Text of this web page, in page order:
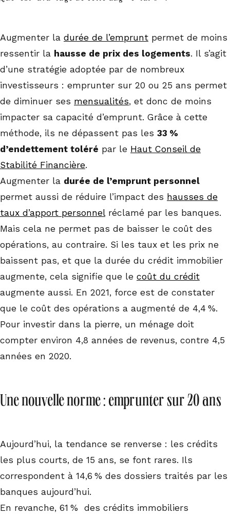
Augmenter la durée de l’emprunt permet de moins
ressentir la hausse de prix des logements. Il s’agit
d’une stratégie adoptée par de nombreux
investisseurs : emprunter sur 20 ou 25 ans permet
de diminuer ses mensualités, et donc de moins
impacter sa capacité d’emprunt. Grâce à cette
méthode, ils ne dépassent pas les 33 %
d’endettement toléré par le Haut Conseil de
Stabilité Financière.
Augmenter la durée de l’emprunt personnel
permet aussi de réduire l’impact des hausses de
taux d’apport personnelréclamé par les banques.
Mais cela ne permet pas de baisser le coût des
opérations, au contraire. Si les taux et les prix ne
baissent pas, et que la durée du crédit immobilier
augmente, cela signifie que le coût du crédit
augmente aussi. En 2021, force est de constater
que le coût des opérations a augmenté de 4,4 %.
Pour investir dans la pierre, un ménage doit
compter environ 4,8 années de revenus, contre 4,5
années en 2020.
Une nouvelle norme : emprunter sur 20 ans
Aujourd’hui, la tendance se renverse : les crédits
les plus courts, de 15 ans, se font rares. Ils
correspondent à 14,6 % des dossiers traités par les
banques aujourd’hui.
En revanche, 61 % des crédits immobiliers